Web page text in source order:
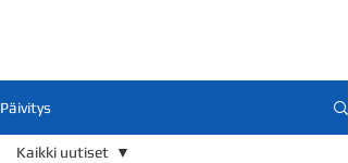
Päivitys
Kaikki uutiset